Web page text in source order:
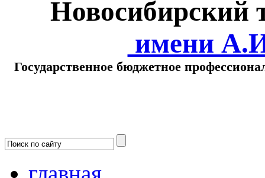
Новосибирский
имени
Государственное бюджетное